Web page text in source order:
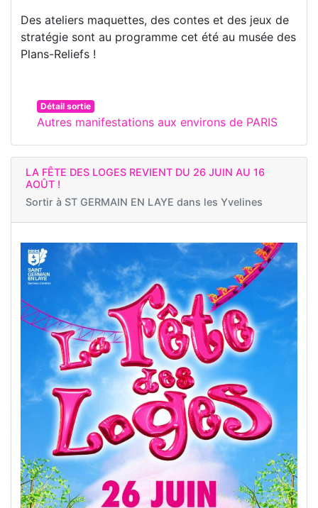
Des ateliers maquettes, des contes et des jeux de
stratégie sont au programme cet été au musée des
Plans-Reliefs !
Détail sortie
Autres manifestations aux environs de PARIS
LA FÊTE DES LOGES REVIENT DU 26 JUIN AU 16
AOÛT !
Sortir à ST GERMAIN EN LAYE dans les Yvelines